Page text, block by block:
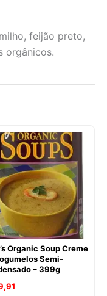
feijão preto,
orgânicos.
Organic Soup Creme
Semi-
– 399g